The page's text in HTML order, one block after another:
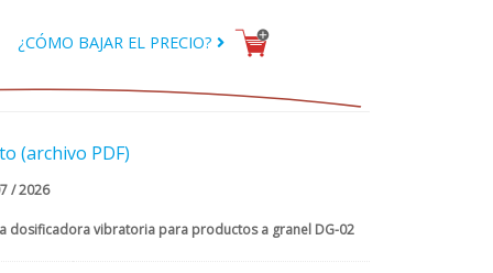
¿CÓMO BAJAR EL PRECIO?
(archivo PDF)
/ 2026
dosificadora vibratoria para productos a granel DG-02